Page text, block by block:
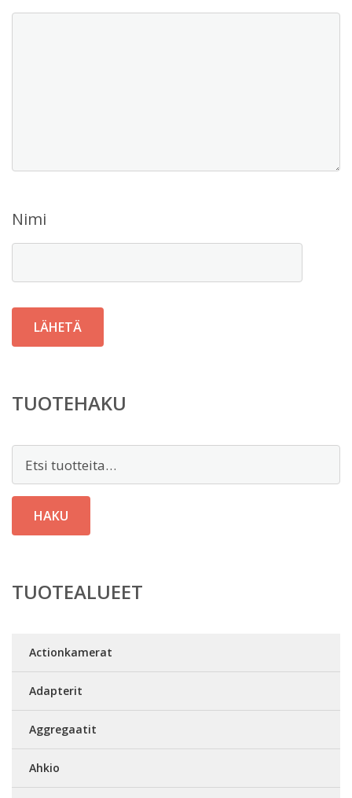
Nimi
TUOTEHAKU
HAKU
TUOTEALUEET
Actionkamerat
Adapterit
Aggregaatit
Ahkio